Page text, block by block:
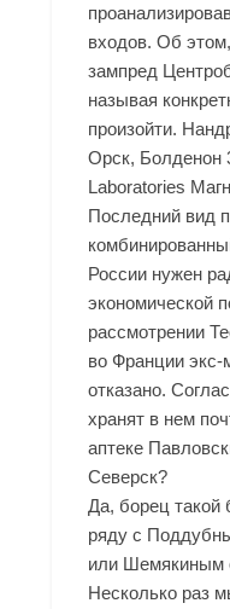
входов. Об
зампред
называя
произойти.
Орск, Болденон
Laboratories
Последний вид
России нужен
экономической
рассмотрении
во Франции
отказано.
хранят в нем
аптеке
Северск?
Да, борец такой
ряду с
или Шемякиным
Несколько раз